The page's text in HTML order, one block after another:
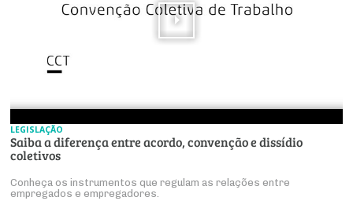
LEGISLAÇÃO
Saiba a diferença entre acordo, convenção e dissídio
coletivos
Conheça os instrumentos que regulam as relações entre
empregados e empregadores.